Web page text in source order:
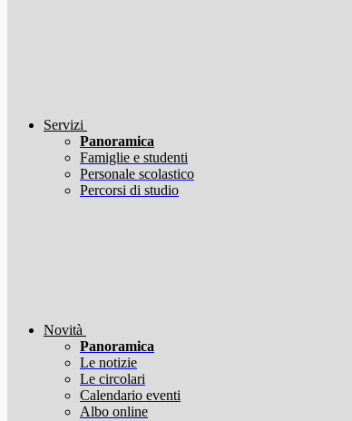
Servizi
Panoramica
Famiglie e studenti
Personale scolastico
Percorsi di studio
Novità
Panoramica
Le notizie
Le circolari
Calendario eventi
Albo online